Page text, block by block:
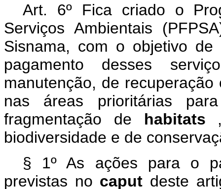
Art. 6º Fica criado o
Serviços Ambientais
Sisnama, com o objetivo
pagamento desses
manutenção, de
nas áreas prioritárias
fragmentação de habitats
biodiversidade e de
§ 1º As ações para o
previstas no caput deste